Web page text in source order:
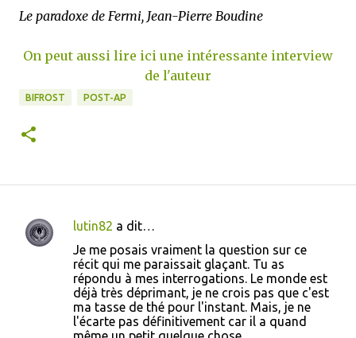
Le paradoxe de Fermi, Jean-Pierre Boudine
On peut aussi lire ici une intéressante interview
de l'auteur
BIFROST POST-AP
C
lutin82 a dit…
Je me posais vraiment la question sur ce
récit qui me paraissait glaçant. Tu as
répondu à mes interrogations. Le monde est
déjà très déprimant, je ne crois pas que c'est
ma tasse de thé pour l'instant. Mais, je ne
l'écarte pas définitivement car il a quand